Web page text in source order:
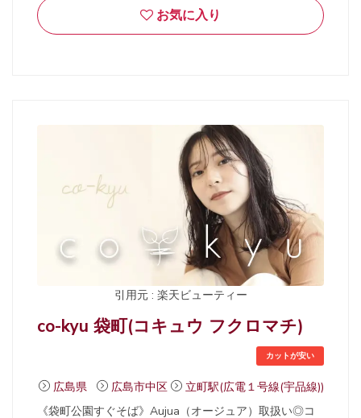
お気に入り
引用元 : 楽天ビューティー
co-kyu 袋町(コキュウ フクロマチ)
カットが安い
広島県 広島市中区
立町駅(広電１号線(宇品線))
《袋町公園すぐそば》Aujua（オージュア）取扱い◎コ